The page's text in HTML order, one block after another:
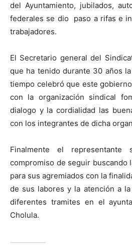
del Ayuntamiento, jubilados,
federales se dio paso a rifas e
trabajadores.
El Secretario general del
que ha tenido durante 30 años
tiempo celebró que este
con la organización sindical
dialogo y la cordialidad las
con los integrantes de dicha
Finalmente el representante
compromiso de seguir buscando
para sus agremiados con la
de sus labores y la atención a
diferentes tramites en el
Cholula.